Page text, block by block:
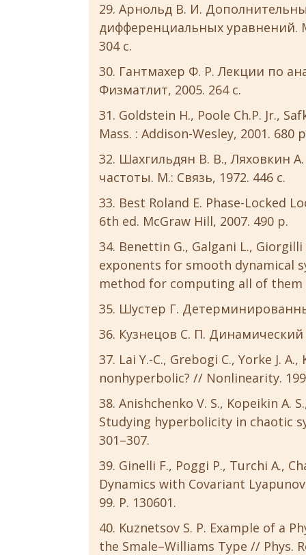
Арнольд В. И.
дифференциальных уравнений.
304 с.
Гантмахер Ф. Р. Лекции по
Физматлит, 2005. 264 с.
Goldstein H., Poole Ch.P. Jr.,
Mass. : Addison-Wesley, 2001. 680
Шахгильдян В. В., Ляховкин
частоты. М.: Связь, 1972. 446 с.
Best Roland E. Phase-Locked
6th ed. McGraw Hill, 2007. 490 p.
Benettin G., Galgani L.,
exponents for smooth dynamical
method for computing all of them
Шустер Г.
Кузнецов С. П. Динамический
Lai Y.-C., Grebogi C., Yorke J.
nonhyperbolic? // Nonlinearity.
Anishchenko V. S., Kopeikin A.
Studying hyperbolicity in chaotic
301–307.
Ginelli F., Poggi P., Turchi A.,
Dynamics with Covariant
99. P. 130601.
Kuznetsov S. P. Example of a
the Smale–Williams Type // Phys.